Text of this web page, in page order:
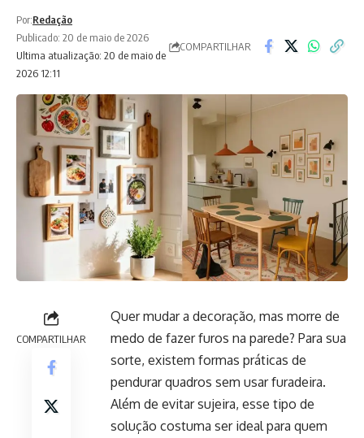
Ultima atualização: 20 de maio de
2026 12:11
Por:Redação
Publicado: 20 de maio de 2026
COMPARTILHAR
COMPARTILHAR
Quer mudar a decoração, mas morre de
medo de fazer furos na parede? Para sua
sorte, existem formas práticas de
pendurar quadros sem usar furadeira.
Além de evitar sujeira, esse tipo de
solução costuma ser ideal para quem